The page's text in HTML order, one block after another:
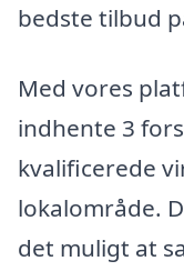
bedste tilbud
Med vores
indhente 3
kvalificerede
lokalområde.
det muligt at